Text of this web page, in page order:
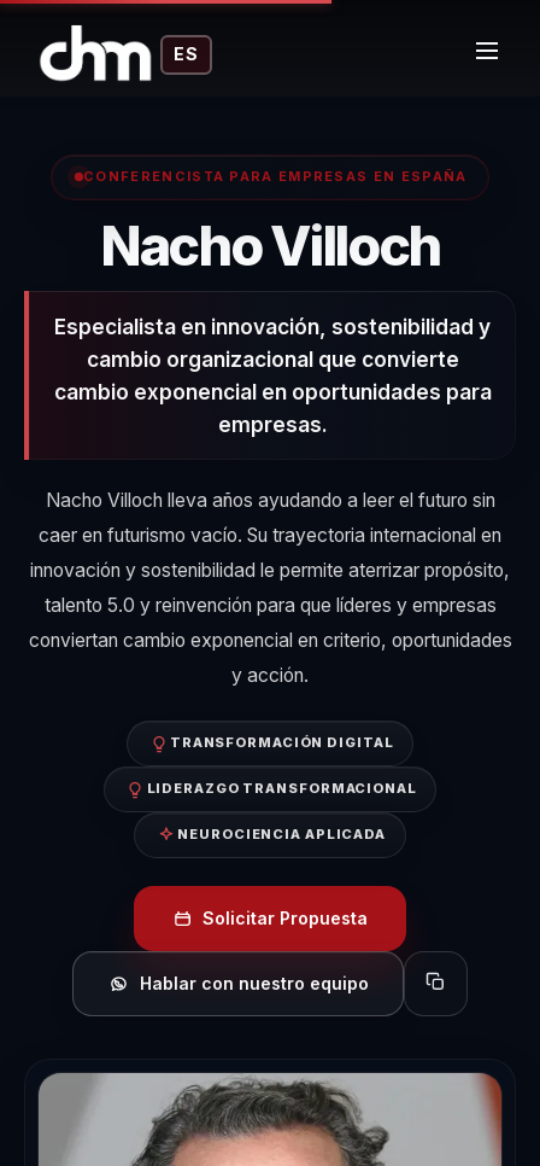
ES
CONFERENCISTA PARA EMPRESAS EN ESPAÑA
Nacho Villoch–
Especialista en innovación, sostenibilidad y
cambio organizacional que convierte
cambio exponencial en oportunidades para
empresas.
Nacho Villoch lleva años ayudando a leer el futuro sin
caer en futurismo vacío. Su trayectoria internacional en
innovación y sostenibilidad le permite aterrizar propósito,
talento 5.0 y reinvención para que líderes y empresas
conviertan cambio exponencial en criterio, oportunidades
y acción.
TRANSFORMACIÓN DIGITAL
LIDERAZGO TRANSFORMACIONAL
NEUROCIENCIA APLICADA
Solicitar Propuesta
Hablar con nuestro equipo Copiar perfil